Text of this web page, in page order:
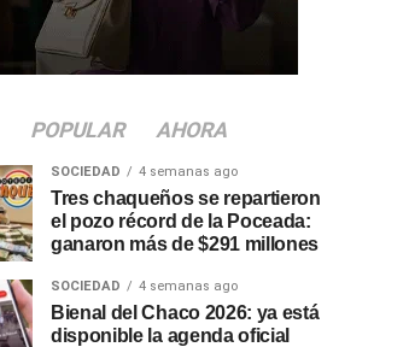
POPULAR AHORA
SOCIEDAD 4 semanas ago
Tres chaqueños se repartieron
el pozo récord de la Poceada:
ganaron más de $291 millones
SOCIEDAD 4 semanas ago
Bienal del Chaco 2026: ya está
disponible la agenda oficial